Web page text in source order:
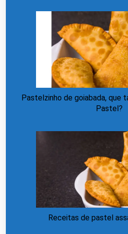
Pastelzinho de goiabada, que
Pastel?
Receitas de pastel